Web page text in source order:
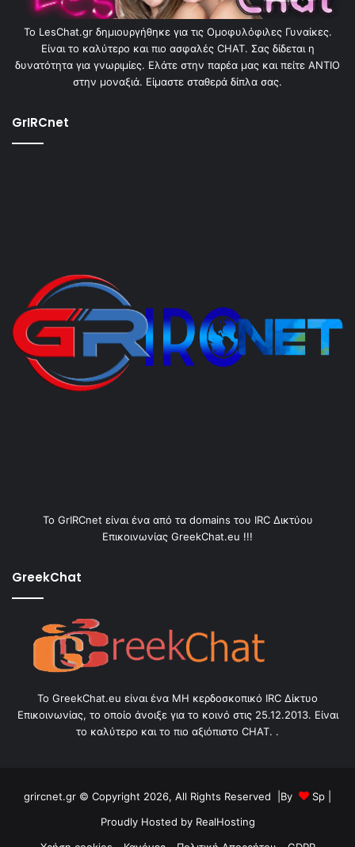
To LesChat.gr δημιουργήθηκε για τις Ομοφυλόφιλες Γυναίκες.
Είναι το καλύτερο και πιο ασφαλές CHAT. Σας δίδεται η
δυνατότητα για γνωριμίες. Ελάτε στην παρέα μας και πείτε ΑΝΤΙΟ
στην μοναξιά. Είμαστε σταθερά δίπλα σας.
GrIRCnet
Το GrIRCnet είναι ένα από τα domains του IRC Δικτύου
Επικοινωνίας GreekChat.eu !!!
GreekChat
Το GreekChat.eu είναι ένα ΜΗ κερδοσκοπικό IRC Δίκτυο
Επικοινωνίας, το οποίο άνοιξε για το κοινό στις 25.12.2013. Είναι
το καλύτερο και το πιο αξιόπιστο CHAT. .
grircnet.gr © Copyright 2026, All Rights Reserved |By Sp
Proudly Hosted by RealHosting